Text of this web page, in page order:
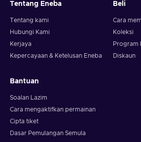
Tentang Eneba
Tentang kami
Hubungi Kami
Kerjaya
Kepercayaan & Ketelusan Eneba
Beli
Cara
Koleksi
Program
Diskaun
Bantuan
Soalan Lazim
Cara mengaktifkan permainan
Cipta tiket
Dasar Pemulangan Semula